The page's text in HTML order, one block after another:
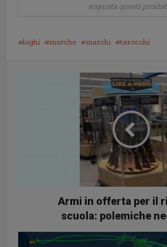
acquista questi
loghi marche marchi tarocchi
Armi in offerta per il
scuola: polemiche